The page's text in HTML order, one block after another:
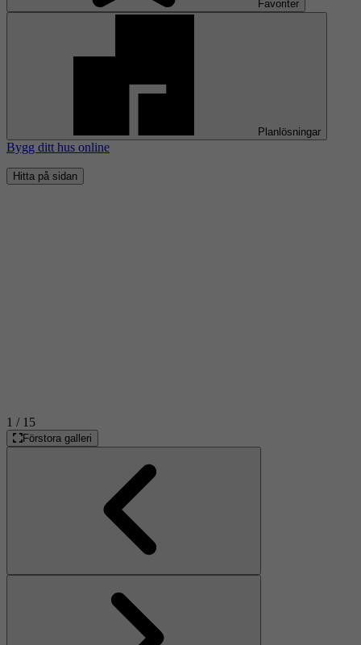
Favoriter
Planlösningar
Bygg ditt hus online
Hitta på sidan
1 / 15
Förstora galleri
Föregående